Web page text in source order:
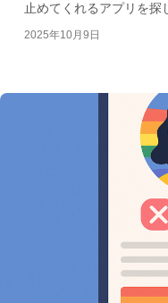
止めてくれるアプリを探
2025年10月9日